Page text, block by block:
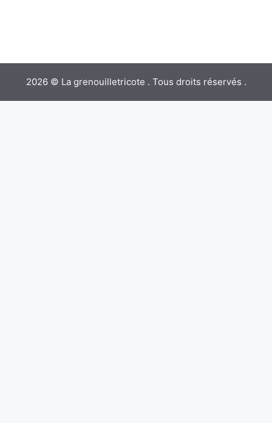
2026 © La grenouilletricote . Tous droits réservés .